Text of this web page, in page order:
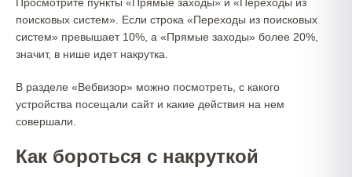
Просмотрите пункты «Прямые заходы» и «Переходы из
поисковых систем». Если строка «Переходы из поисковых
систем» превышает 10%, а «Прямые заходы» более 20%,
значит, в нише идет накрутка.
В разделе «Вебвизор» можно посмотреть, с какого
устройства посещали сайт и какие действия на нем
совершали.
Как бороться с накруткой